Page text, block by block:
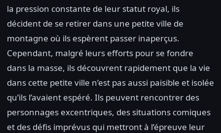
la pression constante de leur statut royal, ils
décident de se retirer dans une petite ville de
montagne où ils espèrent passer inaperçus.
Cependant, malgré leurs efforts pour se fondre
dans la masse, ils découvrent rapidement que la vie
dans cette petite ville n’est pas aussi paisible et isolée
qu’ils l’avaient espéré. Ils peuvent rencontrer des
personnages excentriques, des situations comiques
et des défis imprévus qui mettront à l’épreuve leur